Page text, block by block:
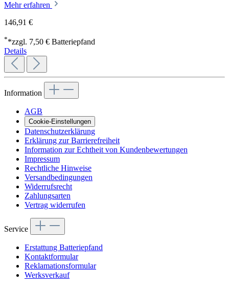
Mehr erfahren
146,91 €
**zzgl. 7,50 € Batteriepfand
Details
Information
AGB
Cookie-Einstellungen
Datenschutzerklärung
Erklärung zur Barrierefreiheit
Information zur Echtheit von Kundenbewertungen
Impressum
Rechtliche Hinweise
Versandbedingungen
Widerrufsrecht
Zahlungsarten
Vertrag widerrufen
Service
Erstattung Batteriepfand
Kontaktformular
Reklamationsformular
Werksverkauf